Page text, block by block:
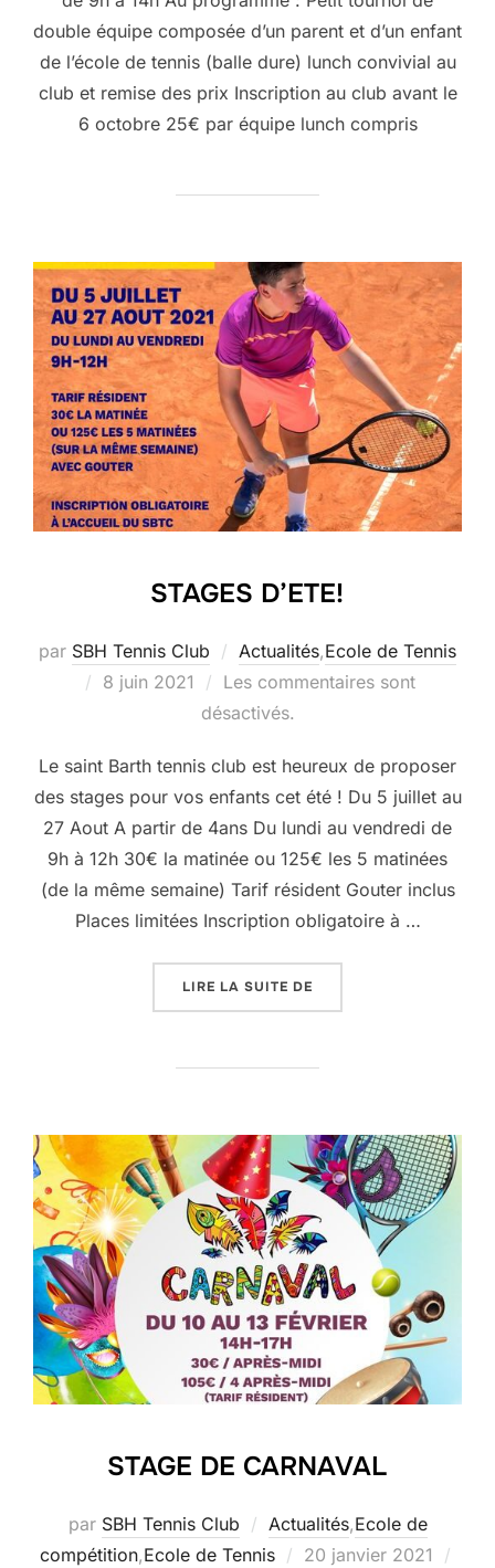
double équipe composée d’un parent et d’un enfant
de l’école de tennis (balle dure) lunch convivial au
club et remise des prix Inscription au club avant le
6 octobre 25€ par équipe lunch compris
STAGES D’ETE!
par SBH Tennis Club Actualités,Ecole de Tennis
Publié
8 juin 2021
Les commentaires sont
désactivés.
Le saint Barth tennis club est heureux de proposer
des stages pour vos enfants cet été ! Du 5 juillet au
27 Aout A partir de 4ans Du lundi au vendredi de
9h à 12h 30€ la matinée ou 125€ les 5 matinées
(de la même semaine) Tarif résident Gouter inclus
Places limitées Inscription obligatoire à …
LIRE LA SUITE DE
STAGE DE CARNAVAL
par SBH Tennis Club Actualités,Ecole de
compétition,Ecole de Tennis
Publié
20 janvier 2021